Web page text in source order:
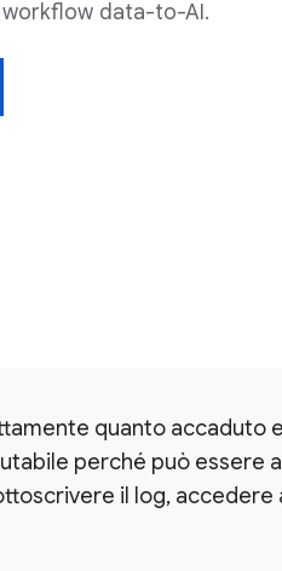
data-to-AI.
quanto accaduto
perché può essere
il log,